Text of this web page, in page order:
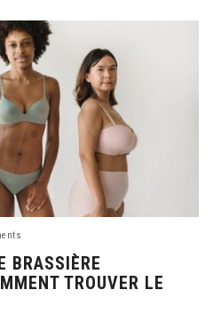
BRASSIÈRE
TROUVER LE